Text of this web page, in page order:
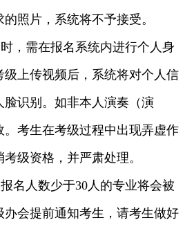
照片，系统将不予接受。
，需在报名系统内进行个人身
上传视频后，系统将对个人信
识别。如非本人演奏（演
考生在考级过程中出现弄虚作
级资格，并严肃处理。
名人数少于30人的专业将会被
会提前通知考生，请考生做好